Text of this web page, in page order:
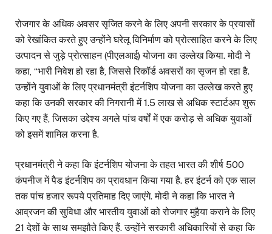
रोजगार के अधिक अवसर सृजित करने के लिए अपनी सरकार के प्रयासों
को रेखांकित करते हुए उन्होंने घरेलू विनिर्माण को प्रोत्साहित करने के लिए
उत्पादन से जुड़े प्रोत्साहन (पीएलआई) योजना का उल्लेख किया. मोदी ने
कहा, ‘‘भारी निवेश हो रहा है, जिससे रिकॉर्ड अवसरों का सृजन हो रहा है.
उन्होंने युवाओं के लिए प्रधानमंत्री इंटर्नशिप योजना का उल्लेख करते हुए
कहा कि उनकी सरकार की निगरानी में 1.5 लाख से अधिक स्टार्टअप शुरू
किए गए हैं, जिसका उद्देश्य अगले पांच वर्षों में एक करोड़ से अधिक युवाओं
को इसमें शामिल करना है.
प्रधानमंत्री ने कहा कि इंटर्नशिप योजना के तहत भारत की शीर्ष 500
कंपनीज में पैड इंटर्नशिप का प्रावधान किया गया है. हर इंटर्न को एक साल
तक पांच हजार रूपये प्रतिमाह दिए जाएंगे. मोदी ने कहा कि भारत ने
आव्रजन की सुविधा और भारतीय युवाओं को रोजगार मुहैया कराने के लिए
21 देशों के साथ समझौते किए हैं. उन्होंने सरकारी अधिकारियों से कहा कि